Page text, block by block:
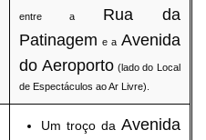
entre a
Rua da
Patinagem e aAvenida
do Aeroporto(lado do Local
de Espectáculos ao Ar Livre).
Um troço daAvenida